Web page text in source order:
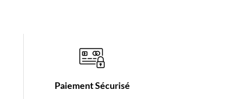
Paiement Sécurisé